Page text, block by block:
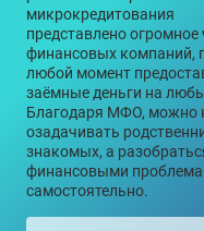
микрокредитования
представлено огромное
финансовых компаний,
любой момент
заёмные деньги на
Благодаря МФО, можно
озадачивать
знакомых, а
финансовыми
самостоятельно.